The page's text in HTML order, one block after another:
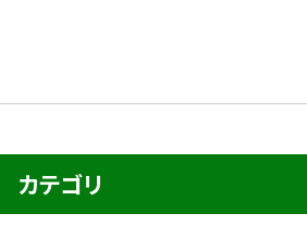
カテゴリ